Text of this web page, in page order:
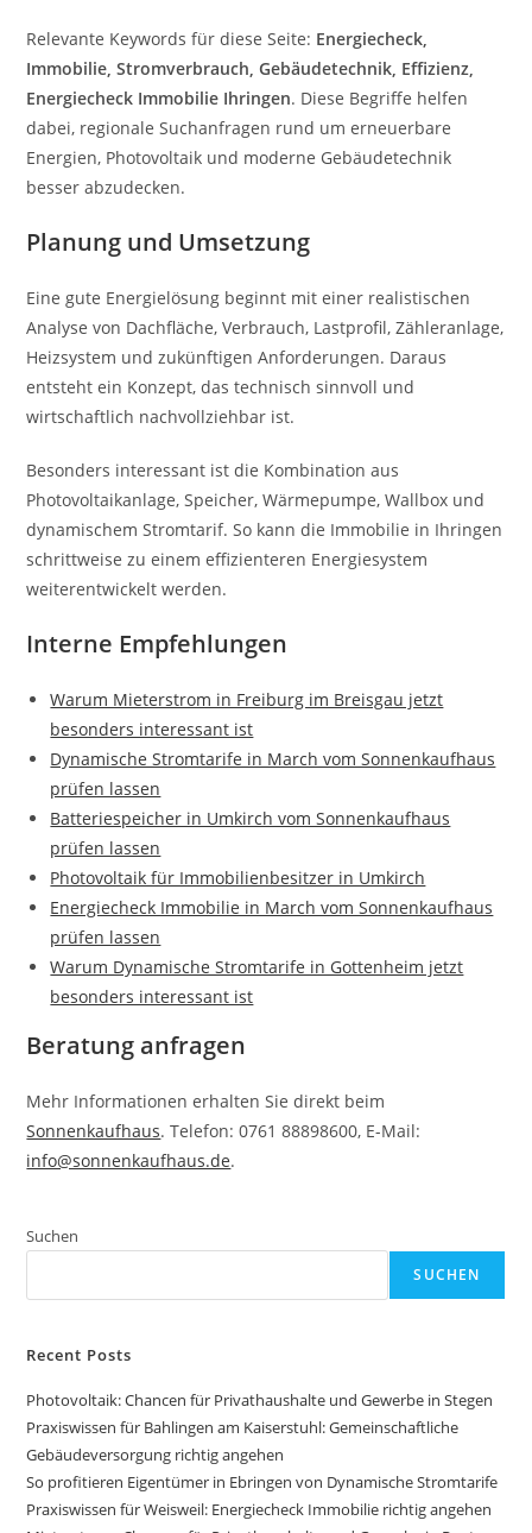
Relevante Keywords für diese Seite: Energiecheck,
Immobilie, Stromverbrauch, Gebäudetechnik, Effizienz,
Energiecheck Immobilie Ihringen. Diese Begriffe helfen
dabei, regionale Suchanfragen rund um erneuerbare
Energien, Photovoltaik und moderne Gebäudetechnik
besser abzudecken.
Planung und Umsetzung
Eine gute Energielösung beginnt mit einer realistischen
Analyse von Dachfläche, Verbrauch, Lastprofil, Zähleranlage,
Heizsystem und zukünftigen Anforderungen. Daraus
entsteht ein Konzept, das technisch sinnvoll und
wirtschaftlich nachvollziehbar ist.
Besonders interessant ist die Kombination aus
Photovoltaikanlage, Speicher, Wärmepumpe, Wallbox und
dynamischem Stromtarif. So kann die Immobilie in Ihringen
schrittweise zu einem effizienteren Energiesystem
weiterentwickelt werden.
Interne Empfehlungen
Warum Mieterstrom in Freiburg im Breisgau jetzt
besonders interessant ist
Dynamische Stromtarife in March vom Sonnenkaufhaus
prüfen lassen
Batteriespeicher in Umkirch vom Sonnenkaufhaus
prüfen lassen
Photovoltaik für Immobilienbesitzer in Umkirch
Energiecheck Immobilie in March vom Sonnenkaufhaus
prüfen lassen
Warum Dynamische Stromtarife in Gottenheim jetzt
besonders interessant ist
Beratung anfragen
Mehr Informationen erhalten Sie direkt beim
Sonnenkaufhaus. Telefon: 0761 88898600, E-Mail:
info@sonnenkaufhaus.de.
Suchen
SUCHEN
Recent Posts
Photovoltaik: Chancen für Privathaushalte und Gewerbe in Stegen
Praxiswissen für Bahlingen am Kaiserstuhl: Gemeinschaftliche
Gebäudeversorgung richtig angehen
So profitieren Eigentümer in Ebringen von Dynamische Stromtarife
Praxiswissen für Weisweil: Energiecheck Immobilie richtig angehen